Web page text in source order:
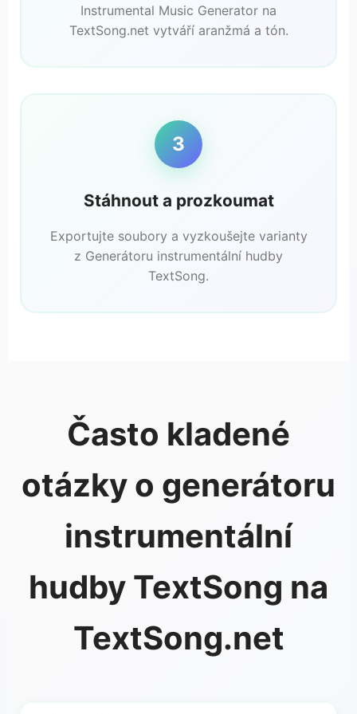
Instrumental Music Generator na
TextSong.net vytváří aranžmá a tón.
3
Stáhnout a prozkoumat
Exportujte soubory a vyzkoušejte varianty
z Generátoru instrumentální hudby
TextSong.
Často kladené
otázky o generátoru
instrumentální
hudby TextSong na
TextSong.net